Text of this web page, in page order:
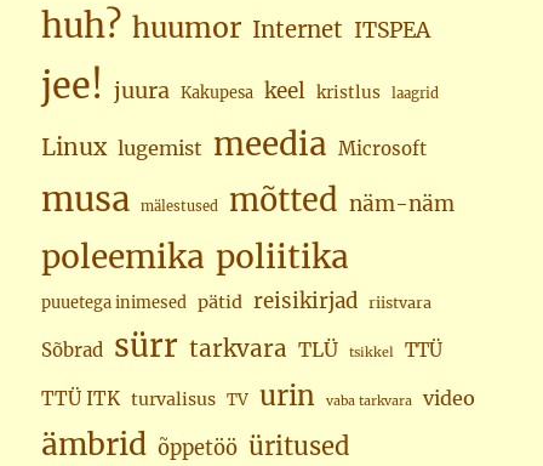
huh? huumor Internet ITSPEA
jee! juura Kakupesa keel kristlus laagrid
Linux lugemist meedia Microsoft
musa mälestused mõtted näm-näm
poleemika poliitika
puuetega inimesed pätid reisikirjad riistvara
Sõbrad sürr tarkvara TLÜ tsikkel TTÜ
TTÜ ITK turvalisus TV urin vaba tarkvara video
ämbrid õppetöö üritused